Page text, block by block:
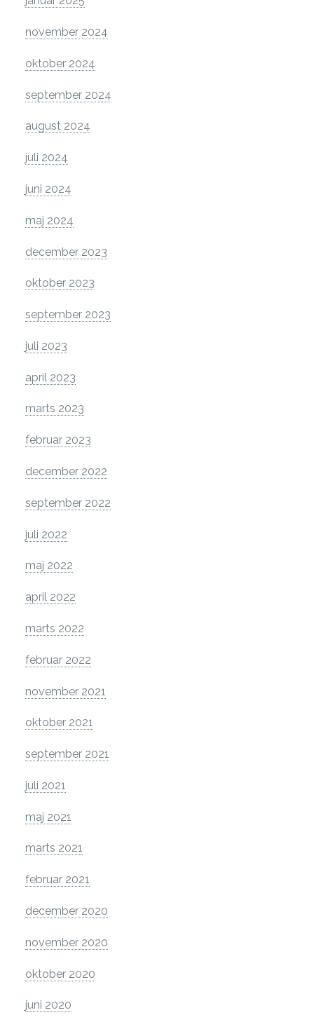
november 2024
oktober 2024
september 2024
august 2024
juli 2024
juni 2024
maj 2024
december 2023
oktober 2023
september 2023
juli 2023
april 2023
marts 2023
februar 2023
december 2022
september 2022
juli 2022
maj 2022
april 2022
marts 2022
februar 2022
november 2021
oktober 2021
september 2021
juli 2021
maj 2021
marts 2021
februar 2021
december 2020
november 2020
oktober 2020
juni 2020